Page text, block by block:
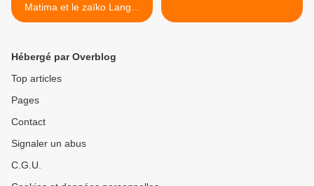
Matima et le zaïko Langa-
Langa
Hébergé par Overblog
Top articles
Pages
Contact
Signaler un abus
C.G.U.